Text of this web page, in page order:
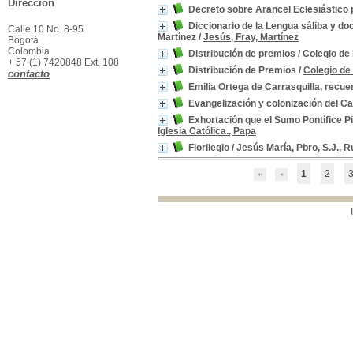
Decreto sobre Arancel Eclesiástico
Diccionario de la Lengua sáliba y
Martínez / Jesús, Fray, Martínez
Distribución de premios / Colegio de
Distribución de Premios / Colegio
Emilia Ortega de Carrasquilla,
Evangelización y colonización del
Exhortación que el Sumo Pontífice
Iglesia Católica., Papa
Florilegio / Jesús María, Pbro, S.J.,
1 2 3
[2]
Administración Eclesiástica
Administración
Eclesiástica
Agnosticismo
Agnosticismo [1]
Almaguer (Cauca) -Descripciones y Viajes
Almaguer (Cauca) -
Dirección
Calle 10 No. 8-95
Bogotá
Colombia
+ 57 (1) 7420848 Ext. 108
contacto